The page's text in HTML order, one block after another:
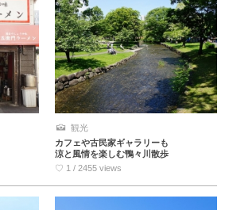
観光
カフェや古民家ギャラリーも
涼と風情を楽しむ鴨々川散歩
♡ 1 / 2455 views